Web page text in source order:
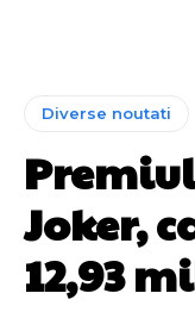
Diverse noutati
Joker,
12,93